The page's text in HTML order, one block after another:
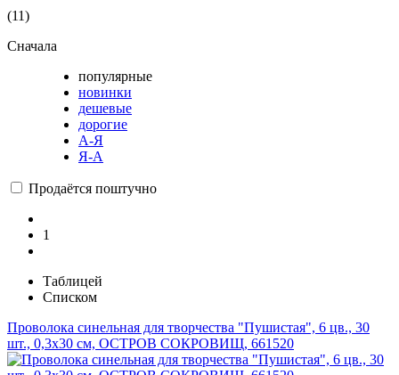
(11)
Сначала
популярные
новинки
дешевые
дорогие
А-Я
Я-А
Продаётся поштучно
1
Таблицей
Списком
Проволока синельная для творчества "Пушистая", 6 цв., 30
шт., 0,3х30 см, ОСТРОВ СОКРОВИЩ, 661520